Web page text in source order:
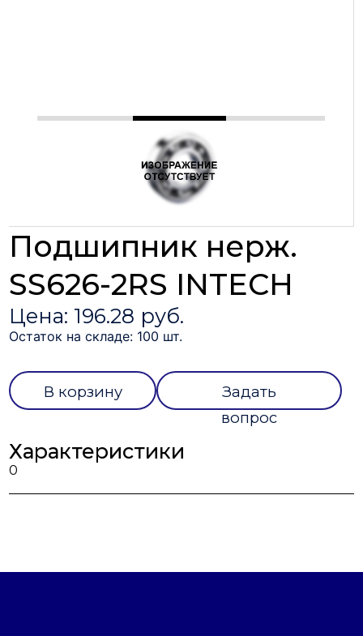
Подшипник нерж.
SS626-2RS INTECH
Цена: 196.28 руб.
Остаток на складе: 100 шт.
В корзину
Задать
вопрос
Характеристики
0